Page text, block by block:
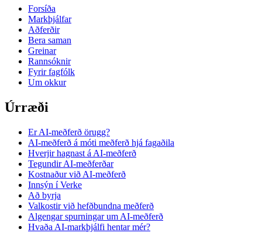
Forsíða
Markþjálfar
Aðferðir
Bera saman
Greinar
Rannsóknir
Fyrir fagfólk
Um okkur
Úrræði
Er AI-meðferð örugg?
AI-meðferð á móti meðferð hjá fagaðila
Hverjir hagnast á AI-meðferð
Tegundir AI-meðferðar
Kostnaður við AI-meðferð
Innsýn í Verke
Að byrja
Valkostir við hefðbundna meðferð
Algengar spurningar um AI-meðferð
Hvaða AI-markþjálfi hentar mér?